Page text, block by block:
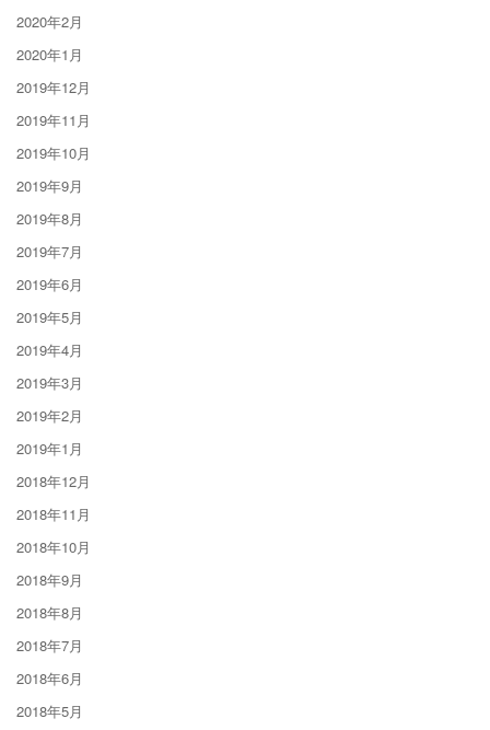
2020年2月
2020年1月
2019年12月
2019年11月
2019年10月
2019年9月
2019年8月
2019年7月
2019年6月
2019年5月
2019年4月
2019年3月
2019年2月
2019年1月
2018年12月
2018年11月
2018年10月
2018年9月
2018年8月
2018年7月
2018年6月
2018年5月